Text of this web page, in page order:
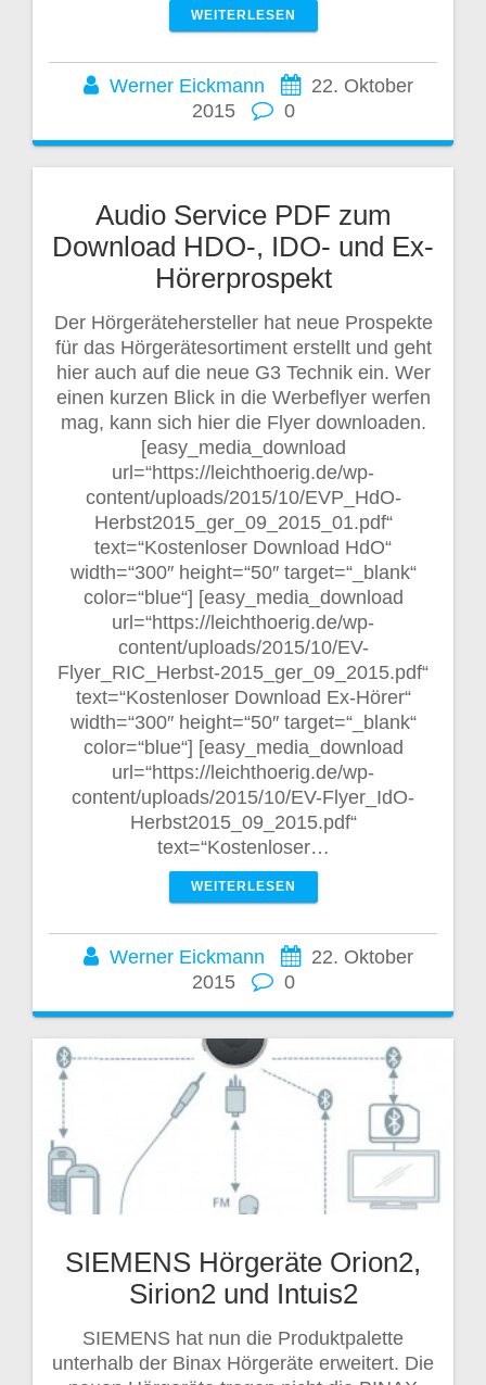
WEITERLESEN
Werner Eickmann
22. Oktober
2015
0
Audio Service PDF zum
Download HDO-, IDO- und Ex-
Hörerprospekt
Der Hörgerätehersteller hat neue Prospekte
für das Hörgerätesortiment erstellt und geht
hier auch auf die neue G3 Technik ein. Wer
einen kurzen Blick in die Werbeflyer werfen
mag, kann sich hier die Flyer downloaden.
[easy_media_download
url=“https://leichthoerig.de/wp-
content/uploads/2015/10/EVP_HdO-
Herbst2015_ger_09_2015_01.pdf“
text=“Kostenloser Download HdO“
width=“300″ height=“50″ target=“_blank“
color=“blue“] [easy_media_download
url=“https://leichthoerig.de/wp-
content/uploads/2015/10/EV-
Flyer_RIC_Herbst-2015_ger_09_2015.pdf“
text=“Kostenloser Download Ex-Hörer“
width=“300″ height=“50″ target=“_blank“
color=“blue“] [easy_media_download
url=“https://leichthoerig.de/wp-
content/uploads/2015/10/EV-Flyer_IdO-
Herbst2015_09_2015.pdf“
text=“Kostenloser…
WEITERLESEN
Werner Eickmann
22. Oktober
2015
0
SIEMENS Hörgeräte Orion2,
Sirion2 und Intuis2
SIEMENS hat nun die Produktpalette
unterhalb der Binax Hörgeräte erweitert. Die